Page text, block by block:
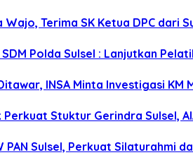
Terima SK Ketua DPC dari
Polda Sulsel : Lanjutkan
INSA Minta Investigasi
Perkuat Stuktur Gerindra Sulsel,
Sulsel, Perkuat Silaturahmi